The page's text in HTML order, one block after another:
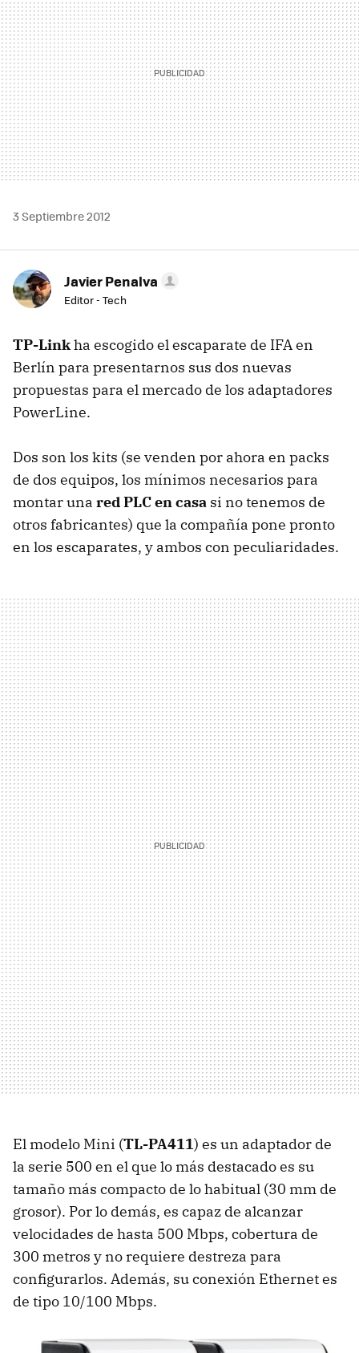
3 Septiembre 2012
Javier Penalva
Editor - Tech
TP-Linkha escogido el escaparate de IFAen
Berlín para presentarnos sus dos nuevas
propuestas para el mercado de los adaptadores
PowerLine.
Dos son los kits (se venden por ahora en packs
de dos equipos, los mínimos necesarios para
montar una redPLCen casa si no tenemos de
otros fabricantes) que la compañía pone pronto
en los escaparates, y ambos con peculiaridades.
El modelo Mini (TL-PA411) es un adaptador de
la serie 500 en el que lo más destacado es su
tamaño más compacto de lo habitual (30 mm de
grosor). Por lo demás, es capaz de alcanzar
velocidades de hasta 500 Mbps, cobertura de
300 metros y no requiere destreza para
configurarlos. Además, su conexión Ethernet es
de tipo 10/100 Mbps.